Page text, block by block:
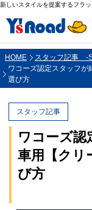
新しいスタイルを提案するフラッ
HOME スタッフ記事 -
ワコーズ認定スタッフが
選び方
スタッフ記事
ワコーズ
車用【クリ
び方